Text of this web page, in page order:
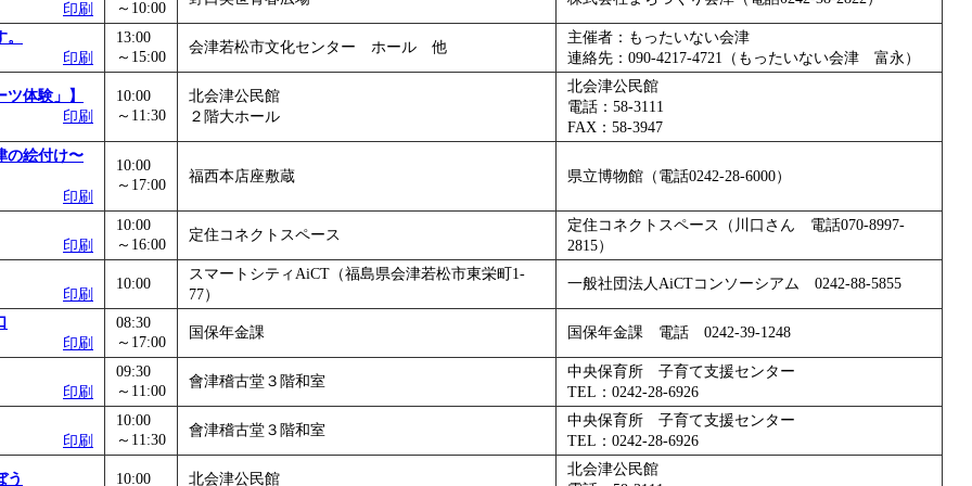
印刷 ～10:00
印刷
13:00
～15:00
会津若松市文化センター ホール 他
主催者：もったいない会津
連絡先：090-4217-4721（もったいない会津 富永）
体験」】
印刷
10:00
～11:30
北会津公民館
２階大ホール
北会津公民館
電話：58-3111
FAX：58-3947
の絵付け〜
印刷
10:00
～17:00
福西本店座敷蔵 県立博物館（電話0242-28-6000）
印刷
10:00
～16:00
定住コネクトスペース
定住コネクトスペース（川口さん 電話070-8997-
2815）
印刷
10:00
スマートシティAiCT（福島県会津若松市東栄町1-
77）
一般社団法人AiCTコンソーシアム 0242-88-5855
印刷
08:30
～17:00
国保年金課 国保年金課 電話 0242-39-1248
印刷
09:30
～11:00
會津稽古堂３階和室
中央保育所 子育て支援センター
TEL：0242-28-6926
印刷
10:00
～11:30
會津稽古堂３階和室
中央保育所 子育て支援センター
TEL：0242-28-6926
う 10:00 北会津公民館
北会津公民館